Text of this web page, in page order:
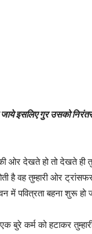
इसलिए गुर उसको
ओर देखते हो तो देखते
वह तुम्हारी ओर ट्रांसफर
में पवित्रता बहना शुरू हो
बुरे कर्म को हटाकर